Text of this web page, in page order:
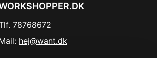
78768672
hej@want.dk